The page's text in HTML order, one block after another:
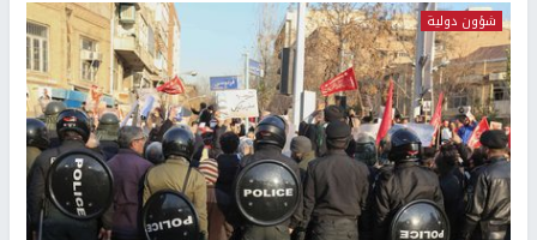
شؤون دولية